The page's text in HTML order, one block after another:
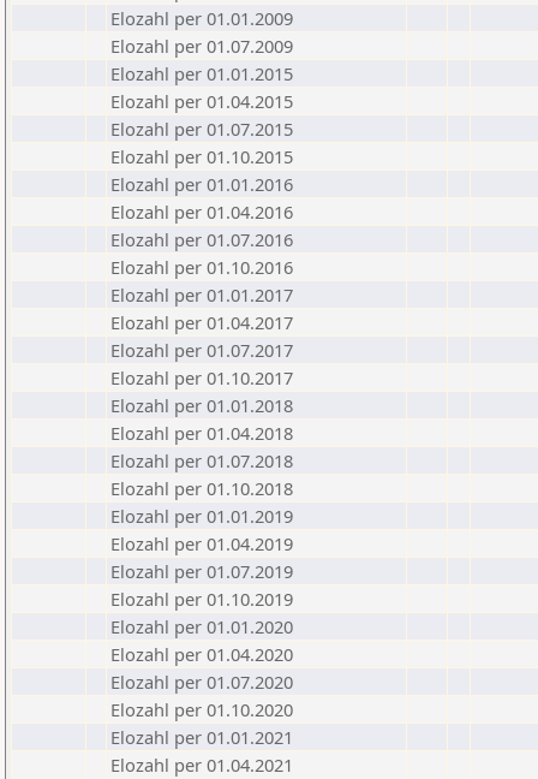
Elozahl per 01.01.2009
Elozahl per 01.07.2009
Elozahl per 01.01.2015
Elozahl per 01.04.2015
Elozahl per 01.07.2015
Elozahl per 01.10.2015
Elozahl per 01.01.2016
Elozahl per 01.04.2016
Elozahl per 01.07.2016
Elozahl per 01.10.2016
Elozahl per 01.01.2017
Elozahl per 01.04.2017
Elozahl per 01.07.2017
Elozahl per 01.10.2017
Elozahl per 01.01.2018
Elozahl per 01.04.2018
Elozahl per 01.07.2018
Elozahl per 01.10.2018
Elozahl per 01.01.2019
Elozahl per 01.04.2019
Elozahl per 01.07.2019
Elozahl per 01.10.2019
Elozahl per 01.01.2020
Elozahl per 01.04.2020
Elozahl per 01.07.2020
Elozahl per 01.10.2020
Elozahl per 01.01.2021
Elozahl per 01.04.2021